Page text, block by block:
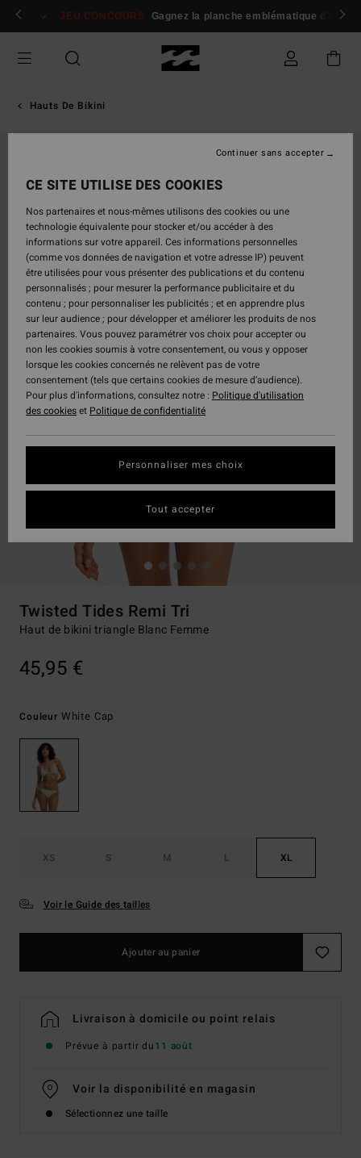
Passer
Se connecter / s'inscrire
JEU CONCOURS Gagnez la planche emblématique d'Andy
Hauts De Bikini
Twisted Tides Remi Tri
Haut de bikini triangle Blanc Femme
45,95 €
Couleur White Cap
XS S M L XL
Voir le Guide des tailles
Ajouter au panier
Livraison à domicile ou point relais
Prévue à partir du11 août
Voir la disponibilité en magasin
Sélectionnez une taille
CE SITE UTILISE DES COOKIES
Nos partenaires et nous-mêmes utilisons des cookies ou une
technologie équivalente pour stocker et/ou accéder à des
informations sur votre appareil. Ces informations personnelles
(comme vos données de navigation et votre adresse IP) peuvent
être utilisées pour vous présenter des publications et du contenu
personnalisés ; pour mesurer la performance publicitaire et du
contenu ; pour personnaliser les publicités ; et en apprendre plus
sur leur audience ; pour développer et améliorer les produits de nos
partenaires. Vous pouvez paramétrer vos choix pour accepter ou
non les cookies soumis à votre consentement, ou vous y opposer
lorsque les cookies concernés ne relèvent pas de votre
consentement (tels que certains cookies de mesure d’audience).
Pour plus d'informations, consultez notre : Politique d'utilisation
des cookieset Politique de confidentialité
Personnaliser mes choix
Continuer sans accepter
Tout accepter